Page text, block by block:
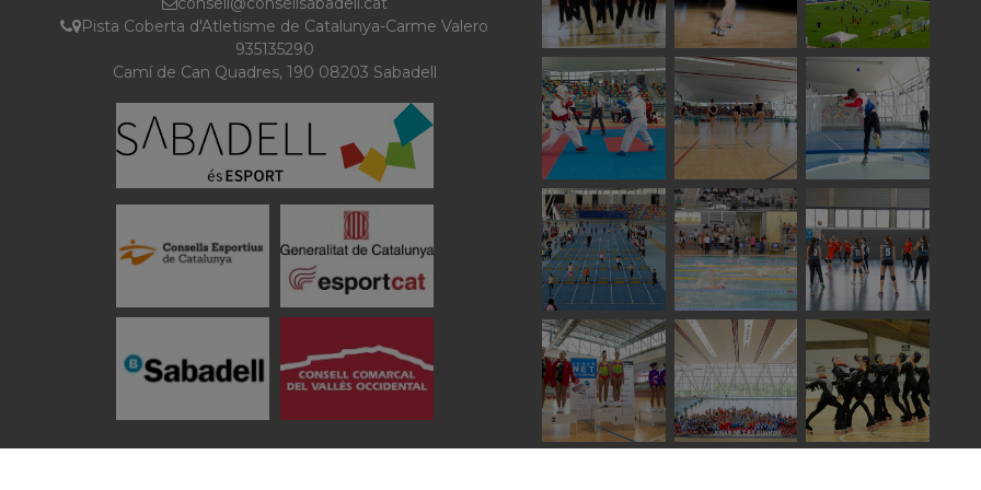
Pista Coberta d'Atletisme de Catalunya-Carme Valero
935135290
Camí de Can Quadres, 190 08203 Sabadell